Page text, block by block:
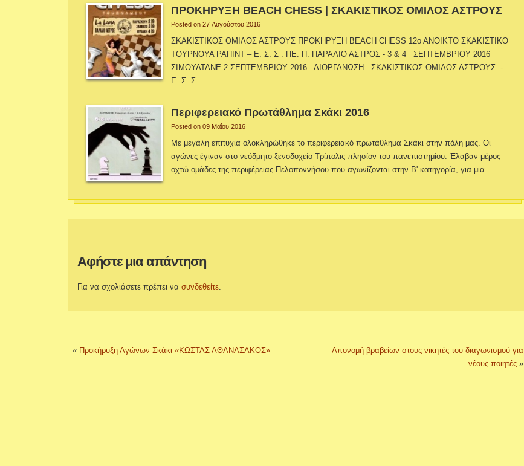
ΠΡΟΚΗΡΥΞΗ BEACH CHESS | ΣΚΑΚΙΣΤΙΚΟΣ ΟΜΙΛΟΣ ΑΣΤΡΟΥΣ
Posted on 27 Αυγούστου 2016
ΣΚΑΚΙΣΤΙΚΟΣ ΟΜΙΛΟΣ ΑΣΤΡΟΥΣ ΠΡΟΚΗΡΥΞΗ BEACH CHESS 12ο ΑΝΟΙΚΤΟ ΣΚΑΚΙΣΤΙΚΟ
ΤΟΥΡΝΟΥΑ ΡΑΠΙΝΤ – Ε. Σ. Σ . ΠΕ. Π. ΠΑΡΑΛΙΟ ΑΣΤΡΟΣ - 3 & 4 ΣΕΠΤΕΜΒΡΙΟΥ 2016
ΣΙΜΟΥΛΤΑΝΕ 2 ΣΕΠΤΕΜΒΡΙΟΥ 2016 ΔΙΟΡΓΑΝΩΣΗ : ΣΚΑΚΙΣΤΙΚΟΣ ΟΜΙΛΟΣ ΑΣΤΡΟΥΣ. -
Ε. Σ. Σ. ...
Περιφερειακό Πρωτάθλημα Σκάκι 2016
Posted on 09 Μαΐου 2016
Με μεγάλη επιτυχία ολοκληρώθηκε το περιφερειακό πρωτάθλημα Σκάκι στην πόλη μας. Οι
αγώνες έγιναν στο νεόδμητο ξενοδοχείο Τρίπολις πλησίον του πανεπιστημίου. Έλαβαν μέρος
οχτώ ομάδες της περιφέρειας Πελοποννήσου που αγωνίζονται στην Β' κατηγορία, για μια ...
Αφήστε μια απάντηση
Για να σχολιάσετε πρέπει νασυνδεθείτε.
« Προκήρυξη Αγώνων Σκάκι «ΚΩΣΤΑΣ ΑΘΑΝΑΣΑΚΟΣ»
Απονομή βραβείων στους νικητές του διαγωνισμού για
νέους ποιητές»